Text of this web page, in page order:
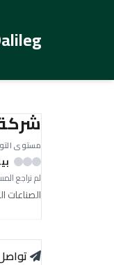
شركة
مستوى
لم نراجع
الصناعات